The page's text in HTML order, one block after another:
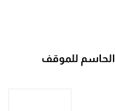
الحاسم للموقف